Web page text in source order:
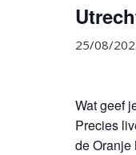
25/08/
Wat geef
Precies
de Oranje